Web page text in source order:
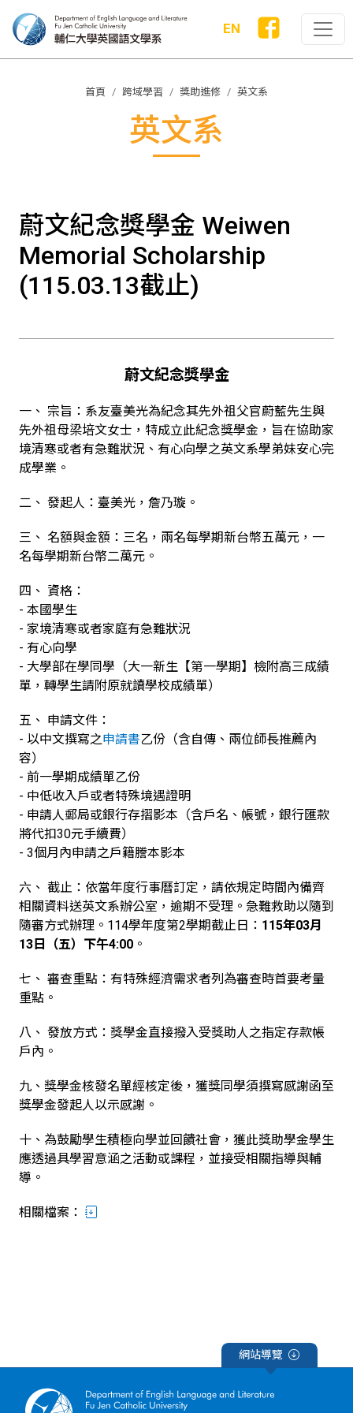
EN
首頁 跨域學習 獎助進修 英文系
英文系
蔚文紀念獎學金 Weiwen
Memorial Scholarship
(115.03.13截止)
蔚文紀念獎學金
一、 宗旨：系友臺美光為紀念其先外祖父官蔚藍先生與
先外祖母梁培文女士，特成立此紀念獎學金，旨在協助家
境清寒或者有急難狀況、有心向學之英文系學弟妹安心完
成學業。
二、 發起人：臺美光，詹乃璇。
三、 名額與金額：三名，兩名每學期新台幣五萬元，一
名每學期新台幣二萬元。
四、 資格：
- 本國學生
- 家境清寒或者家庭有急難狀況
- 有心向學
- 大學部在學同學（大一新生【第一學期】檢附高三成績
單，轉學生請附原就讀學校成績單）
五、 申請文件：
- 以中文撰寫之申請書乙份（含自傳、兩位師長推薦內
容）
- 前一學期成績單乙份
- 中低收入戶或者特殊境遇證明
- 申請人郵局或銀行存摺影本（含戶名、帳號，銀行匯款
將代扣30元手續費）
- 3個月內申請之戶籍謄本影本
六、 截止：依當年度行事曆訂定，請依規定時間內備齊
相關資料送英文系辦公室，逾期不受理。急難救助以隨到
隨審方式辦理。114學年度第2學期截止日： 115年03月
13日（五）下午4:00 。
七、 審查重點：有特殊經濟需求者列為審查時首要考量
重點。
八、 發放方式：獎學金直接撥入受獎助人之指定存款帳
戶內。
九、獎學金核發名單經核定後，獲獎同學須撰寫感謝函至
獎學金發起人以示感謝。
十、為鼓勵學生積極向學並回饋社會，獲此獎助學金學生
應透過具學習意涵之活動或課程，並接受相關指導與輔
導。
相關檔案：
網站導覽